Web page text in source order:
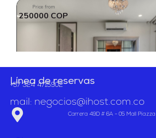
Línea de reservas
+57 324 4715902
mail: negocios@ihost.com.co
Carrera 49D # 6A - 05 Mall